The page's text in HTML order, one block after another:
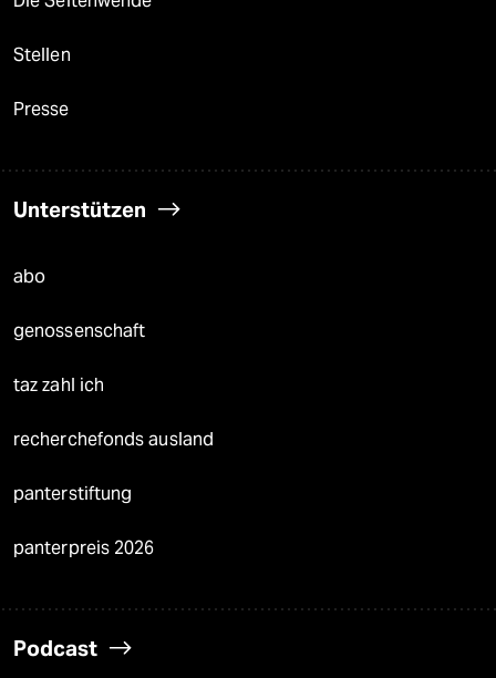
Stellen
Presse
Unterstützen
abo
genossenschaft
taz zahl ich
recherchefonds ausland
panterstiftung
panterpreis 2026
Podcast